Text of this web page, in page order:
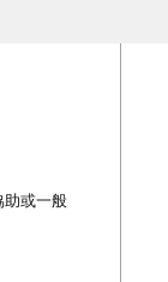
助或一般